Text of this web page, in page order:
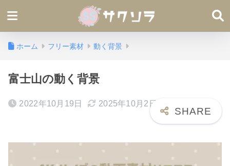
ホーム フリー素材 動く背景
富士山の動く背景
2022年10月19日 2025年10月2日